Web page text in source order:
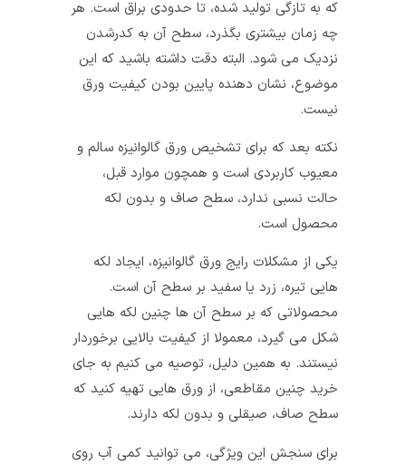
که به تازگی تولید شده، تا حدودی براق است. هر
چه زمان بیشتری بگذرد، سطح آن به کدرشدن
نزدیک می شود. البته دقت داشته باشید که این
موضوع، نشان دهنده پایین بودن کیفیت ورق
نکته بعد که برای تشخیص ورق گالوانیزه سالم و
معیوب کاربردی است و همچون موارد قبل،
حالت نسبی ندارد، سطح صاف و بدون لکه
محصول است.
یکی از مشکلات رایج ورق گالوانیزه، ایجاد لکه
هایی تیره، زرد یا سفید بر سطح آن است.
محصولاتی که بر سطح آن ها چنین لکه هایی
شکل می گیرد، معمولا از کیفیت بالایی برخوردار
نیستند. به همین دلیل، توصیه می کنیم به جای
خرید چنین مقاطعی، از ورق هایی تهیه کنید که
سطح صاف، صیقلی و بدون لکه دارند.
برای سنجش این ویژگی، می توانید کمی آب روی